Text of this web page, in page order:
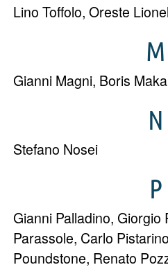
Lino Toffolo, Oreste
M
Gianni Magni, Boris
N
Stefano Nosei
P
Gianni Palladino, Giorgio
Parassole, Carlo Pistarino
Poundstone, Renato